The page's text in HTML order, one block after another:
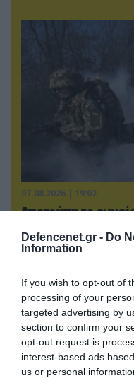
Defencenet.gr - Do
Information
If you wish to opt-out of
processing of your
targeted advertising by
section to confirm your
opt-out request is
interest-based ads
us or personal
07.08.2026 | 19:02
Απετράπη το
αντεπίθεση στο
μετά της
ΠΟΛΙΤΙΚΗ